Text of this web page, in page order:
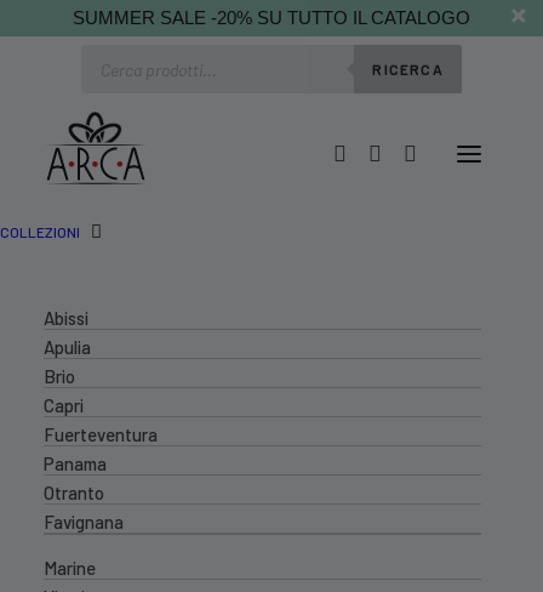
SUMMER SALE -20% SU TUTTO IL CATALOGO
RICERCA
COLLEZIONI
Abissi
Apulia
Brio
Capri
Fuerteventura
Panama
Otranto
Favignana
Marine